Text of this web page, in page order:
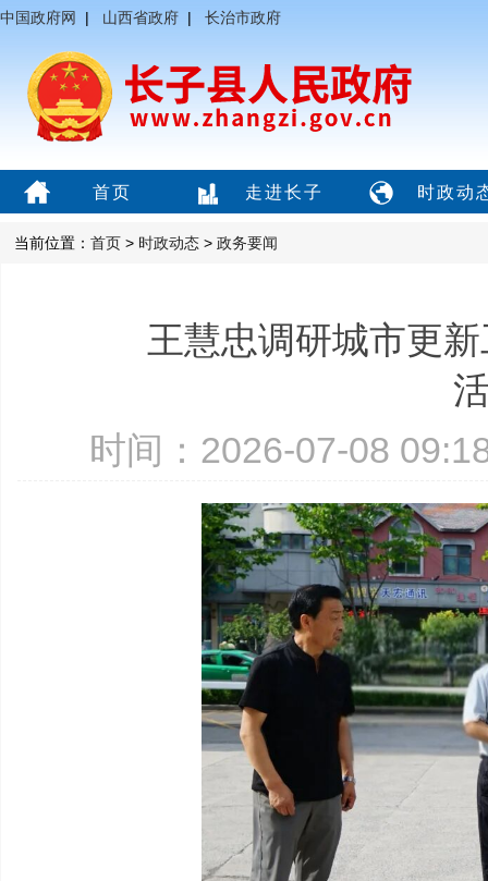
中国政府网 | 山西省政府 | 长治市政府
首页 走进长子 时政动
当前位置： 首页 > 时政动态 > 政务要闻
王慧忠调研城市更
时间：2026-07-08